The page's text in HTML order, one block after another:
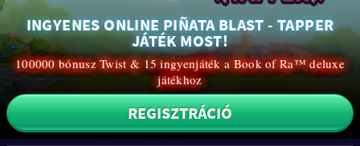
INGYENES ONLINE PIÑATA BLAST - TAPPER
JÁTÉK MOST!
100000 bónusz Twist & 15 ingyenjáték a Book of Ra™ deluxe
játékhoz
REGISZTRÁCIÓ